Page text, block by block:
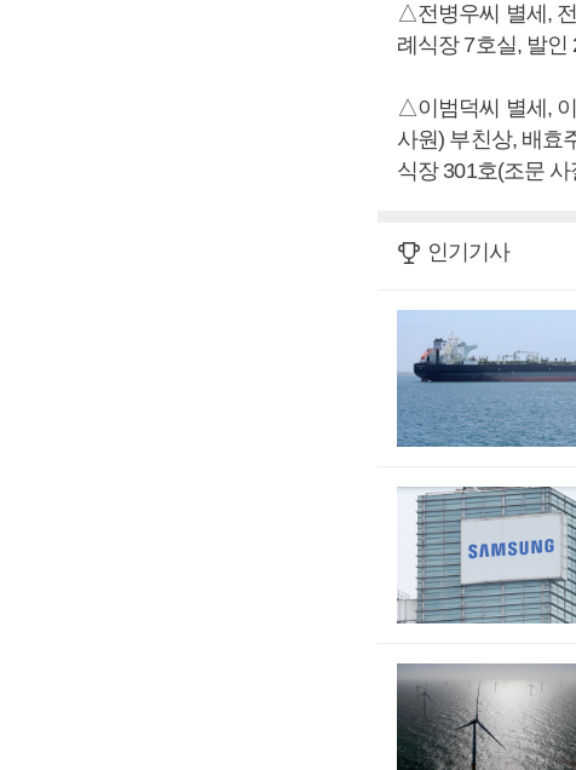
△전병우씨 별세,
례식장 7호실, 발인
△이범덕씨 별세,
사원) 부친상, 배효
식장 301호(조문
인기기사